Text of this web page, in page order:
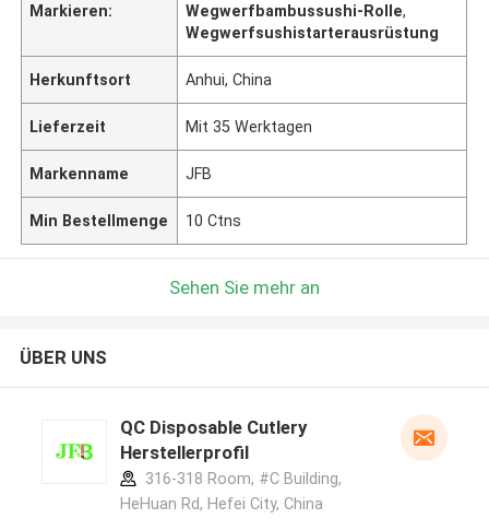
Markieren:
Wegwerfbambussushi-Rolle,
Wegwerfsushistarterausrüstung
Herkunftsort Anhui, China
Lieferzeit Mit 35 Werktagen
Markenname JFB
Min Bestellmenge 10 Ctns
Sehen Sie mehr an
ÜBER UNS
QC Disposable Cutlery
Herstellerprofil
316-318 Room, #C Building,
HeHuan Rd, Hefei City, China